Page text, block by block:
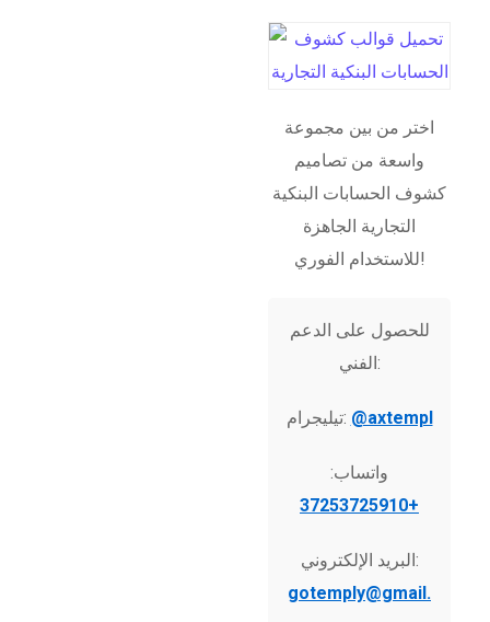
اختر من بين مجموعة
واسعة من تصاميم
كشوف الحسابات البنكية
التجارية الجاهزة
للاستخدام الفوري!
للحصول على الدعم
الفني:
تيليجرام: @axtempl
واتساب:
+37253725910
البريد الإلكتروني:
gotemply@gmail.